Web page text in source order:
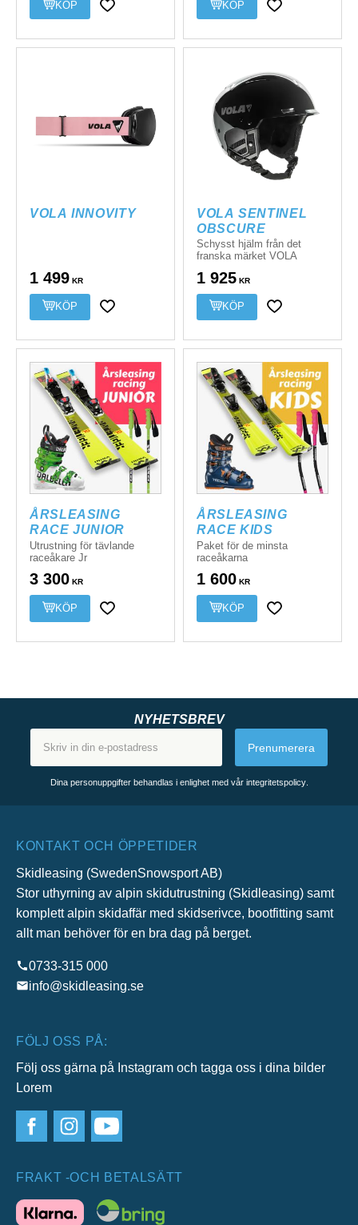
Lägg till i favoriter Lägg till i
VOLA INNOVITY
1 499 KR
Lägg till i favoriter
VOLA SENTINEL
OBSCURE
Schysst hjälm från det
franska märket VOLA
1 925 KR
Lägg till i
ÅRSLEASING
RACE JUNIOR
Utrustning för tävlande
raceåkare Jr
3 300 KR
Lägg till i favoriter
ÅRSLEASING
RACE KIDS
Paket för de minsta
raceåkarna
1 600 KR
Lägg till i
NYHETSBREV
Prenumerera
Dina personuppgifter behandlas i enlighet med vår integritetspolicy.
KONTAKT OCH ÖPPETIDER
Skidleasing (SwedenSnowsport AB)
Stor uthyrning av alpin skidutrustning (Skidleasing) samt
komplett alpin skidaffär med skidserivce, bootfitting samt
allt man behöver för en bra dag på berget.
0733-315 000
info@skidleasing.se
FÖLJ OSS PÅ:
Följ oss gärna på Instagram och tagga oss i dina bilder
Lorem
FRAKT -OCH BETALSÄTT